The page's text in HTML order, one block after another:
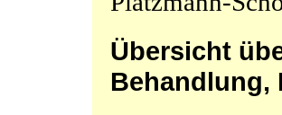
Übersicht
Behandlung,